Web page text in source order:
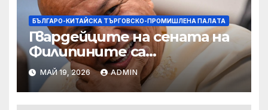
БЪЛГАРО-КИТАЙСКА ТЪРГОВСКО-ПРОМИШЛЕНА ПАЛAТА
Гвардейците на сената на
Филипините са
разследвани за стрелба,
докато сенаторът беглец
бяга
МАЙ 19, 2026 ADMIN